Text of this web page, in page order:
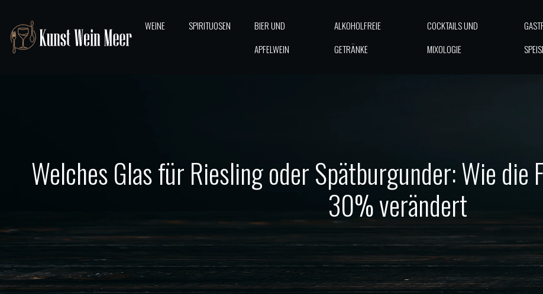
WEINE SPIRITUOSEN
BIER UND
APFELWEIN
ALKOHOLFREIE
GETRÄNKE
COCKTAILS UND
MIXOLOGIE
Welches Glas für Riesling oder Spätburgunder: Wie die
30% verändert